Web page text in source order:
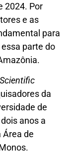
2024. Por
e as
para
parte do
Scientific
da
de
anos a
Área de